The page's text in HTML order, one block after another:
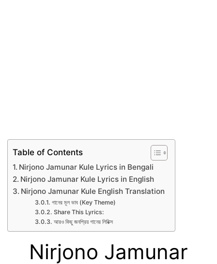
Table of Contents
Nirjono Jamunar Kule Lyrics in Bengali
Nirjono Jamunar Kule Lyrics in English
Nirjono Jamunar Kule English Translation
গানের মূল ভাব (Key Theme)
Share This Lyrics:
আরও কিছু জনপ্রিয় গানের লিরিক্স
Nirjono Jamunar